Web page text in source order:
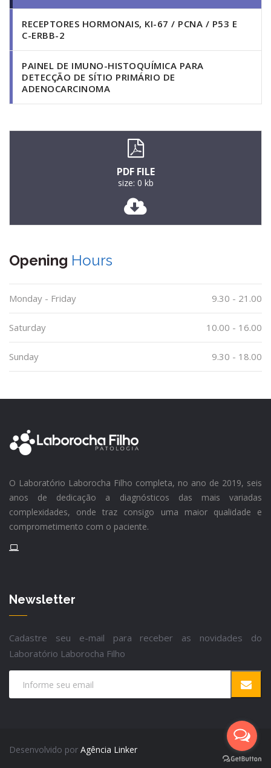
RECEPTORES HORMONAIS, KI-67 / PCNA / P53 E
C-ERBB-2
PAINEL DE IMUNO-HISTOQUÍMICA PARA
DETECÇÃO DE SÍTIO PRIMÁRIO DE
ADENOCARCINOMA
PDF FILE
size: 0 kb
Opening Hours
Monday - Friday 9.30 - 21.00
Saturday 10.00 - 16.00
Sunday 9.30 - 18.00
O Laboratório Laborocha Filho completa, no ano de 2019, seis
anos de dedicação a diagnósticos das mais variadas
complexidades, onde traz consigo uma maior qualidade e
comprometimento com o paciente.
Newsletter
Cadastre seu e-mail para receber as novidades do
Laboratório Laborocha Filho
Desenvolvido por Agência Linker